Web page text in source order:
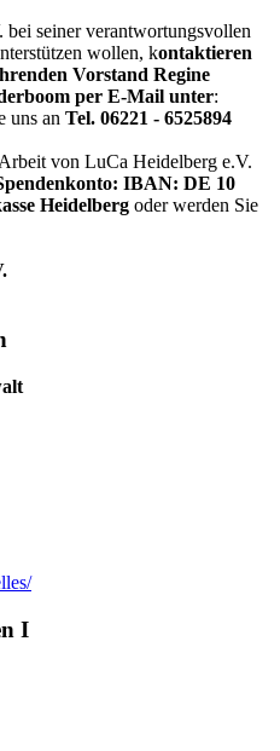
seiner verantwortungsvollen
wollen, kontaktieren
Vorstand Regine
per E-Mail unter:
uns an Tel. 06221 - 6525894
von LuCa Heidelberg e.V.
IBAN: DE 10
Heidelberg oder werden Sie
I